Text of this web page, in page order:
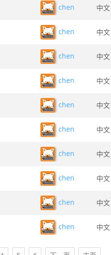
chen 中文
chen 中文
chen 中文
chen 中文
chen 中文
chen 中文
chen 中文
chen 中文
chen 中文
chen 中文